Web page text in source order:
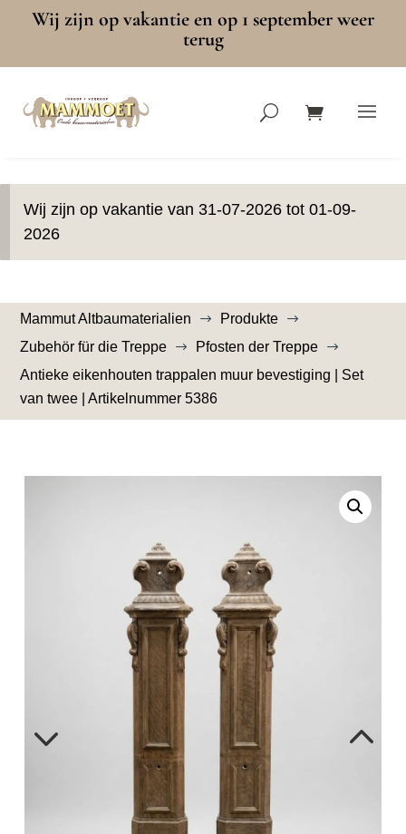
Wij zijn op vakantie en op 1 september weer
terug
Wij zijn op vakantie van 31-07-2026 tot 01-09-
2026
Mammut Altbaumaterialien $ Produkte $
Zubehör für die Treppe $ Pfosten der Treppe $
Antieke eikenhouten trappalen muur bevestiging | Set
van twee | Artikelnummer 5386